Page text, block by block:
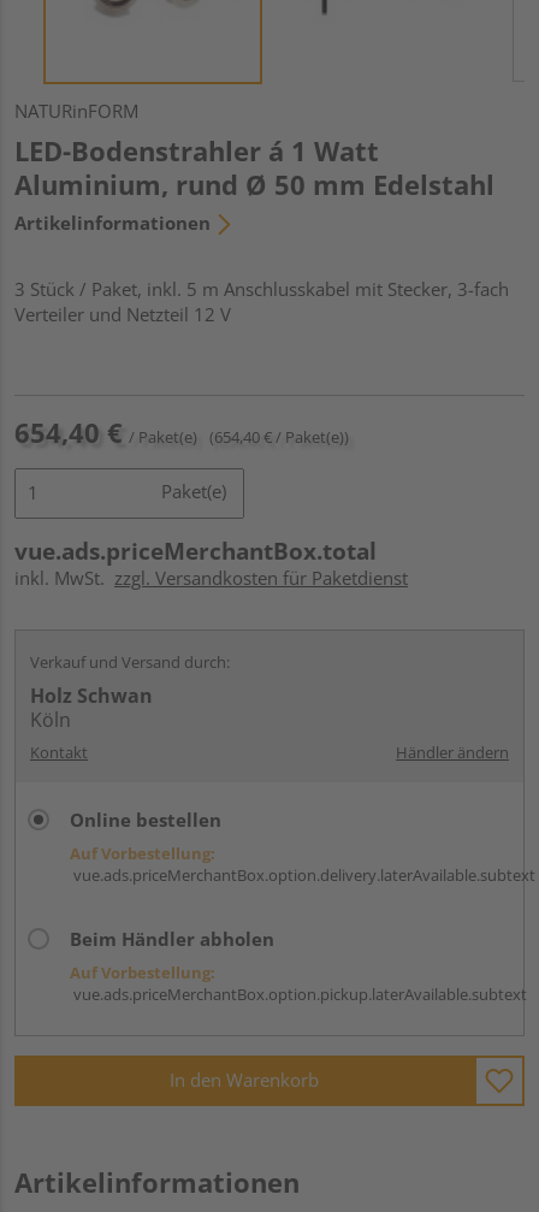
NATURinFORM
LED-Bodenstrahler á 1 Watt
Aluminium, rund Ø 50 mm Edelstahl
Artikelinformationen
3 Stück / Paket, inkl. 5 m Anschlusskabel mit Stecker, 3-fach
Verteiler und Netzteil 12 V
654,40 € / Paket(e) (654,40 € / Paket(e))
Paket(e)
vue.ads.priceMerchantBox.total
inkl. MwSt. zzgl. Versandkosten für Paketdienst
Verkauf und Versand durch:
Holz Schwan
Köln
Kontakt Händler ändern
Online bestellen
Auf Vorbestellung:
vue.ads.priceMerchantBox.option.delivery.laterAvailable.subtext
Beim Händler abholen
Auf Vorbestellung:
vue.ads.priceMerchantBox.option.pickup.laterAvailable.subtext
In den Warenkorb
Artikelinformationen